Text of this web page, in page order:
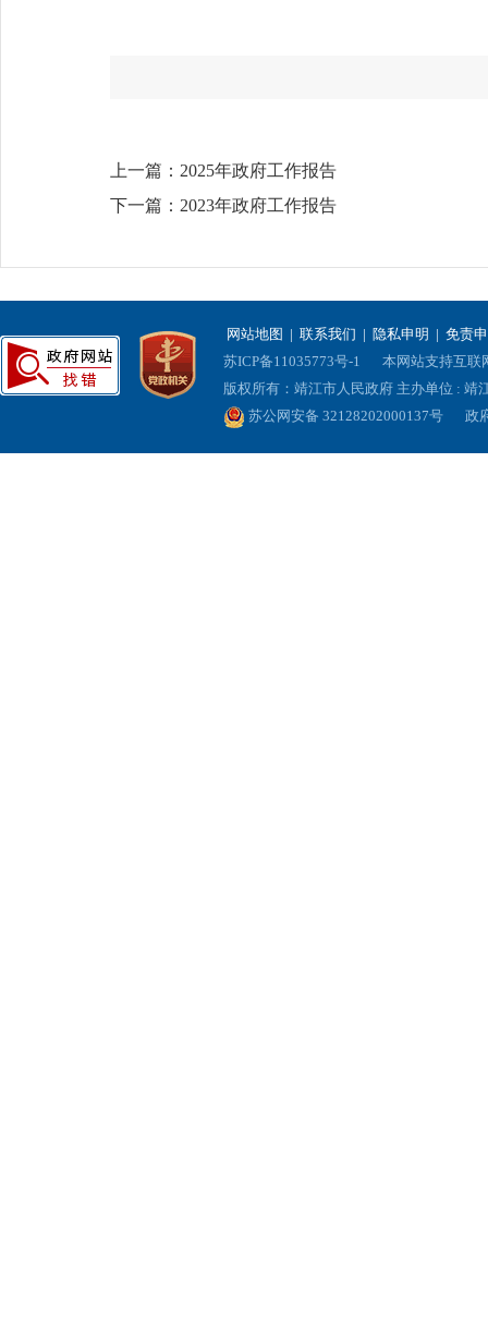
上一篇： 2025年政府工作报告
下一篇： 2023年政府工作报告
网站地图 | 联系我们 | 隐私申明 | 免责
苏ICP备11035773号-1
本网站支持互联
版权所有：靖江市人民政府 主办单位 : 靖
苏公网安备 32128202000137号
政